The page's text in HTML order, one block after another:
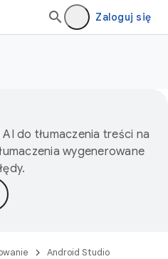
Zaloguj się
do tłumaczenia treści na
wygenerowane
Android Studio